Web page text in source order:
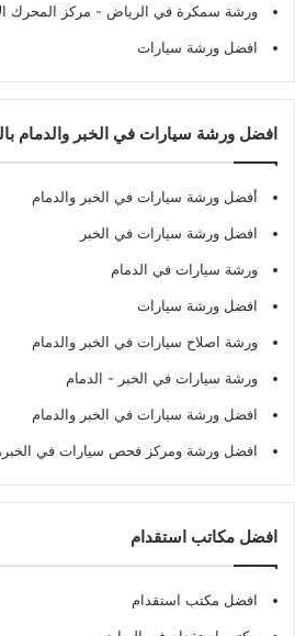
ورشة سمكرة في الرياض - مركز المحرك
افضل ورشة سيارات
افضل ورشة سيارات في الخبر والدمام
أفضل ورشة سيارات في الخبر والدمام
افضل ورشة سيارات في الخبر
ورشة سيارات في الدمام
افضل ورشة سيارات
ورشة اصلاح سيارات في الخبر والدمام
ورشة سيارات في الخبر - الدمام
افضل ورشة سيارات في الخبر والدمام
افضل ورشة ومركز فحص سيارات في الخبر،
افضل مكاتب استقدام
افضل مكتب استقدام